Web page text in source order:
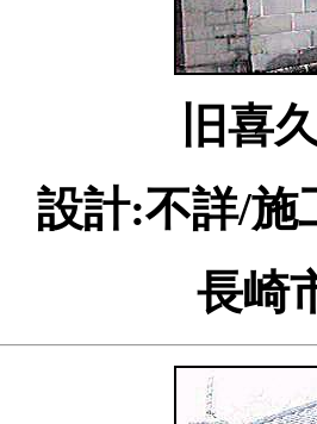
旧喜
設計:不詳/施
長崎